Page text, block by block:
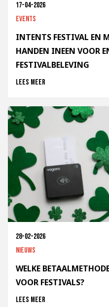
17-04-2026
Events
INTENTS FESTIVAL EN
HANDEN INEEN VOOR
FESTIVALBELEVING
Lees meer
28-02-2026
Nieuws
WELKE
VOOR FESTIVALS?
Lees meer